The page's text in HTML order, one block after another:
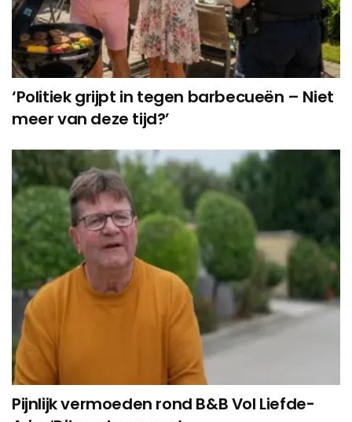
‘Politiek grijpt in tegen barbecueën – Niet
meer van deze tijd?’
Pijnlijk vermoeden rond B&B Vol Liefde-